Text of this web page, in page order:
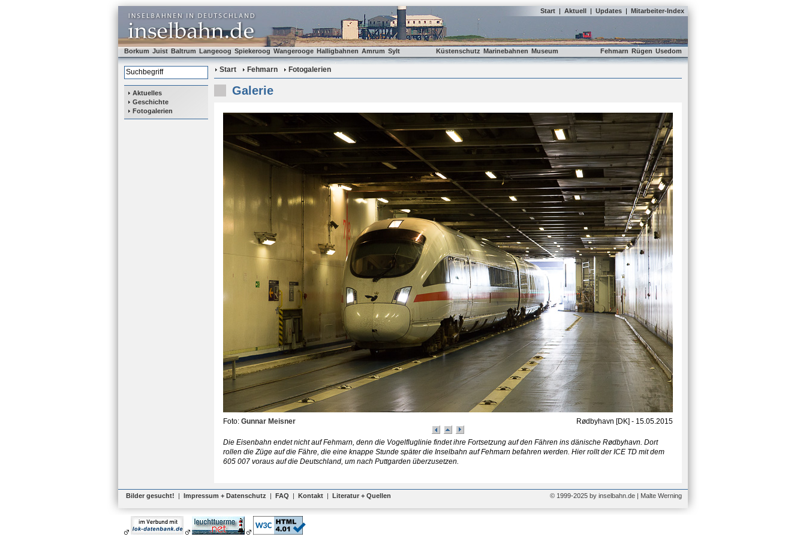
Start | Aktuell | Updates | Mitarbeiter-Index
Borkum Juist Baltrum Langeoog Spiekeroog Wangerooge Halligbahnen Amrum Sylt Küstenschutz Marinebahnen Museum Fehmarn Rügen Usedom
Aktuelles
Geschichte
Fotogalerien
Start Fehmarn Fotogalerien
Galerie
Foto: Gunnar Meisner Rødbyhavn [DK] - 15.05.2015
Die Eisenbahn endet nicht auf Fehmarn, denn die Vogelfluglinie findet ihre Fortsetzung auf den Fähren ins dänische Rødbyhavn. Dort
rollen die Züge auf die Fähre, die eine knappe Stunde später die Inselbahn auf Fehmarn befahren werden. Hier rollt der ICE TD mit dem
605 007 voraus auf die Deutschland, um nach Puttgarden überzusetzen.
Bilder gesucht! | Impressum + Datenschutz | FAQ | Kontakt | Literatur + Quellen © 1999-2025 by inselbahn.de | Malte Werning